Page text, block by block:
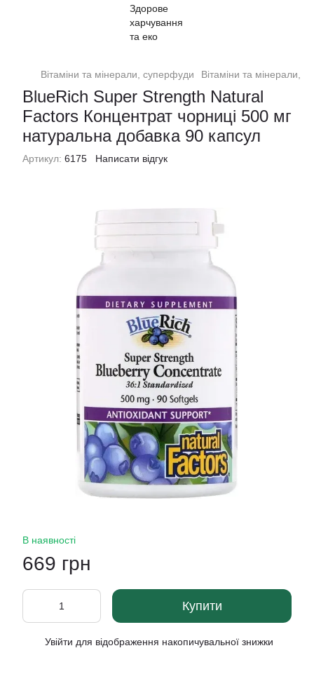
Вітаміни та мінерали, суперфуди Вітаміни та мінерали,
BlueRich Super Strength Natural
Factors Концентрат чорниці 500 мг
натуральна добавка 90 капсул
Артикул: 6175 Написати відгук
В наявності
669 грн
Купити
Увійти для відображення накопичувальної знижки